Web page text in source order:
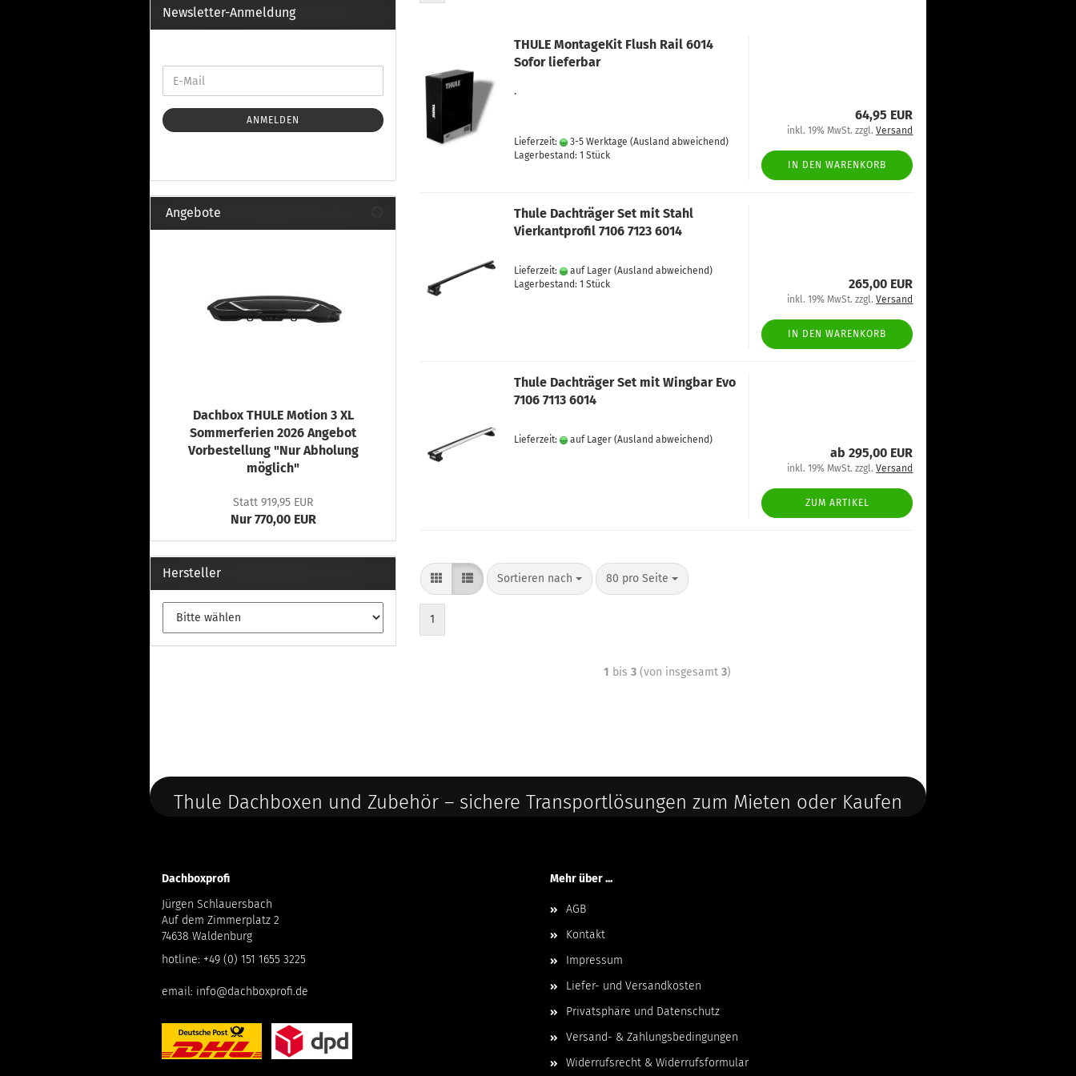
integrierter Reling
Fußsatz Fahrzeuge mit
integrierter Reling
Thule Montagekits 70.. für 7107
Fußsatz Fahrzeuge mit
Wintersport anzeigen
Schliesszylinder
THULE MontageKit Flush Rail 6014
Sofor lieferbar
.
Lieferzeit: 3-5 Werktage (Ausland abweichend)
Lagerbestand: 1 Stück
64,95 EUR
inkl. 19% MwSt. zzgl.Versand
IN DEN WARENKORB
Thule Dachträger Set mit Stahl
Vierkantprofil 7106 7123 6014
Lieferzeit: auf Lager (Ausland abweichend)
Lagerbestand: 1 Stück
265,00 EUR
inkl. 19% MwSt. zzgl.Versand
IN DEN WARENKORB
Thule Dachträger Set mit Wingbar Evo
7106 7113 6014
Lieferzeit: auf Lager (Ausland abweichend)
ab 295,00 EUR
inkl. 19% MwSt. zzgl.Versand
ZUM ARTIKEL
Sortieren nach 80 pro Seite
1
1 bis3 (von insgesamt3)
Newsletter-Anmeldung
ANMELDEN
Angebote
Dachbox THULE Motion 3 XL
Sommerferien 2026 Angebot
Vorbestellung "Nur Abholung
möglich"
Statt 919,95 EUR
Nur 770,00 EUR
Hersteller
Thule Dachboxen und Zubehör – sichere Transportlösungen zum Mieten oder Kaufen
Dachboxprofi
Jürgen Schlauersbach
Auf dem Zimmerplatz 2
74638 Waldenburg
hotline: +49 (0) 151 1655 3225
email: info@dachboxprofi.de
Mehr über ...
AGB
Kontakt
Impressum
Liefer- und Versandkosten
Privatsphäre und Datenschutz
Versand- & Zahlungsbedingungen
Widerrufsrecht & Widerrufsformular